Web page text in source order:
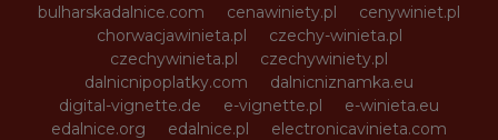
bulharskadalnice.com
cenawiniety.pl
cenywiniet.pl
chorwacjawinieta.pl
czechy-winieta.pl
czechywinieta.pl
czechywiniety.pl
dalnicnipoplatky.com
dalnicniznamka.eu
digital-vignette.de
e-vignette.pl
e-winieta.eu
edalnice.org
edalnice.pl
electronicavinieta.com